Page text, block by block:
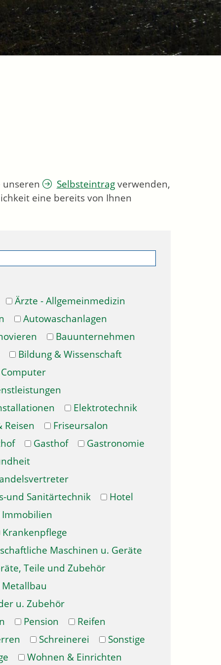
unseren Selbsteintragverwenden,
eine bereits von Ihnen
Ärzte - Allgemeinmedizin
Autowaschanlagen
Bauunternehmen
Bildung & Wissenschaft
Computer
Elektrotechnik
Reisen
Friseursalon
Gasthof
Gastronomie
und Sanitärtechnik
Hotel
Immobilien
Krankenpflege
Maschinen u. Geräte
Teile und Zubehör
Metallbau
u. Zubehör
Pension
Reifen
Schreinerei
Sonstige
Wohnen & Einrichten